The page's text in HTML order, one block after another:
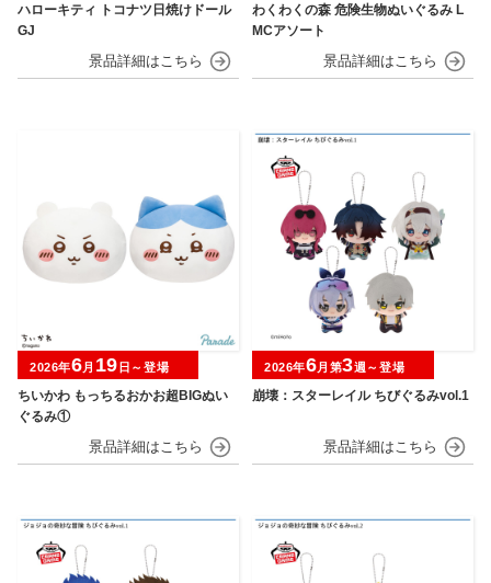
ハローキティ トコナツ日焼けドール
GJ
わくわくの森 危険生物ぬいぐるみ L
MCアソート
ちいかわ もっちるおかお超BIGぬい
ぐるみ①
2026年6月 19 日～登場
崩壊：スターレイル ちびぐるみvol.1
2026年6月第3週～登場